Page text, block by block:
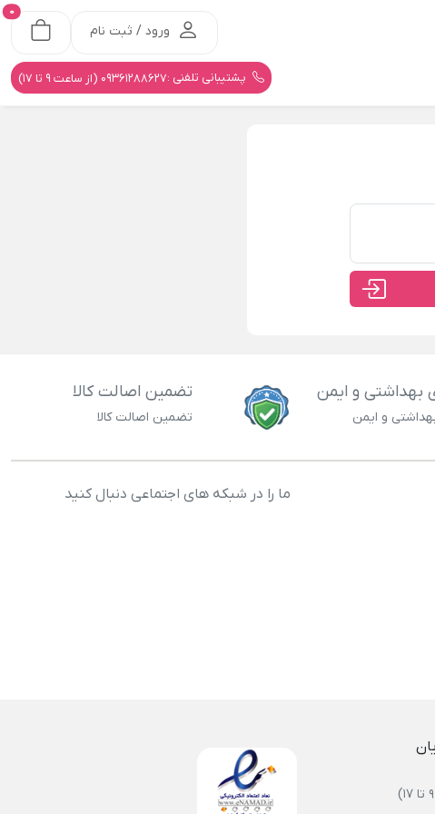
ورود / ثبت نام
0
پشتیبانی تلفنی :09361288627 (از ساعت 9 تا 17)
بهداشتی و ایمن
و ایمن
تضمین اصالت کالا
تضمین اصالت کالا
ما را در شبکه های اجتماعی دنبال کنید